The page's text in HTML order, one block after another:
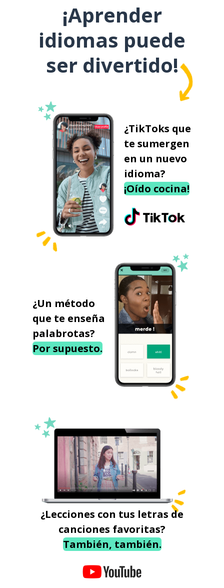
¡Aprender
idiomas puede
ser divertido!
¿TikToks que
te sumergen
en un nuevo
idioma?
¡Oído cocina!
¿Un método
que te enseña
palabrotas?
Por supuesto.
¿Lecciones con tus letras de
canciones favoritas?
También, también.